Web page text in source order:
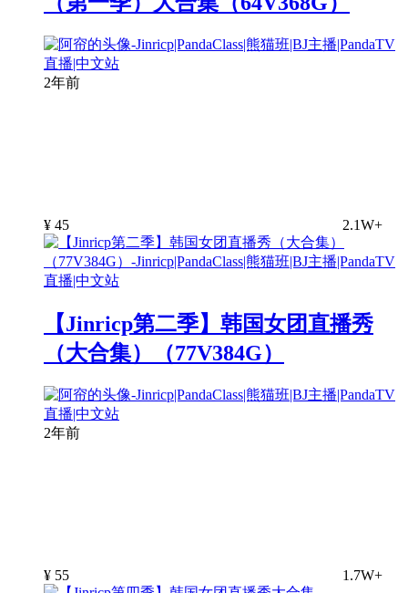
2年前
¥ 45 2.1W+
【Jinricp第二季】韩国女团直播秀
（大合集）（77V384G）
2年前
¥ 55 1.7W+